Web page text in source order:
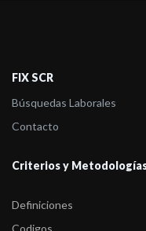
- FIX (afiliada de Fitch
FIX (afiliada de Fitch
-FIX (afiliada de Fitch
FIX SCR
Búsquedas Laborales
Contacto
Criterios y
Definiciones
Codigos